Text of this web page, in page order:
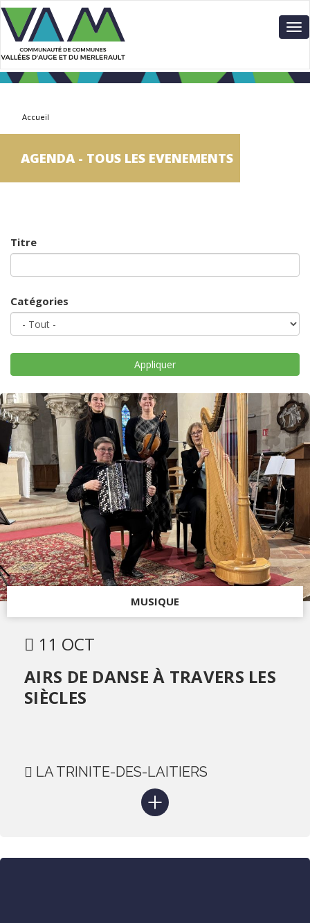
Aller
au
contenu
principal
Accueil
AGENDA - TOUS LES EVENEMENTS
Titre
Catégories
MUSIQUE
11 OCT
AIRS DE DANSE À TRAVERS LES
SIÈCLES
LA TRINITE-DES-LAITIERS
Panneau de gestion des cookies